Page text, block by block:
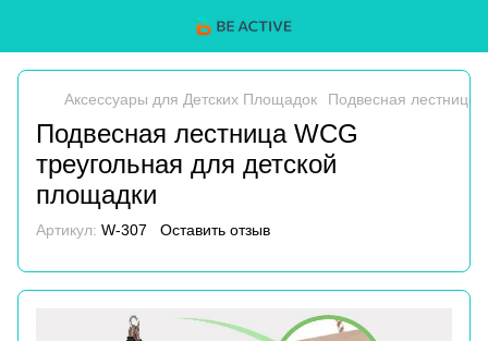
Аксессуары для Детских Площадок Подвесная лестница
Подвесная лестница WCG
треугольная для детской
площадки
Артикул: W-307 Оставить отзыв